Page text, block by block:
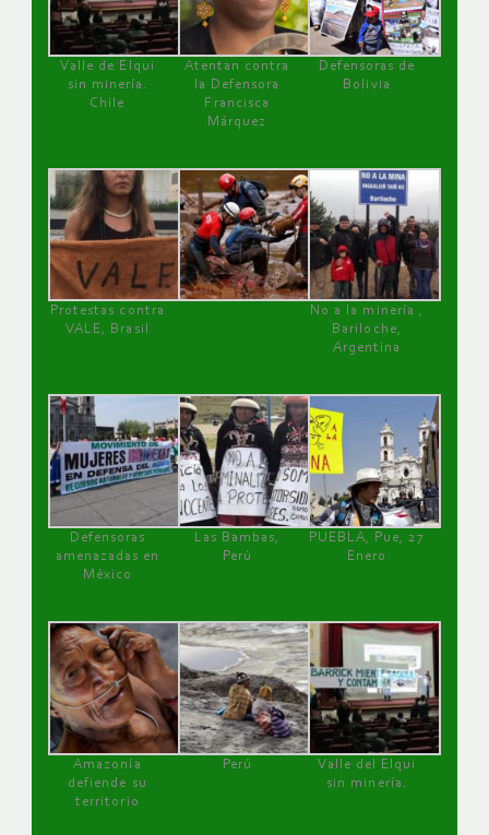
Valle de Elqui
sin minería.
Chile
Atentan contra
la Defensora
Francisca
Márquez
Defensoras de
Bolivia
Protestas contra
VALE, Brasil
No a la minería ,
Bariloche,
Argentina
Defensoras
amenazadas en
México
Las Bambas,
Perú
PUEBLA, Pue, 27
Enero
Amazonía
defiende su
territorio
Perú
Valle del Elqui
sin minería.